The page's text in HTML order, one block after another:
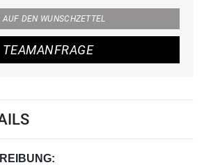
AUF DEN WUNSCHZETTEL
TEAMANFRAGE